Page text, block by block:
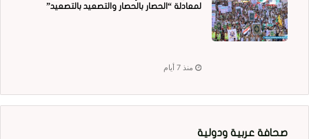
لمعادلة “الحصار بالحصار والتصعيد بالتصعيد”
منذ 7 أيام
صحافة عربية ودولية